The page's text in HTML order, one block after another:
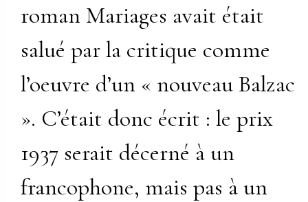
roman Mariages avait était
salué par la critique comme
l’oeuvre d’un « nouveau Balzac
». C’était donc écrit : le prix
1937 serait décerné à un
francophone, mais pas à un